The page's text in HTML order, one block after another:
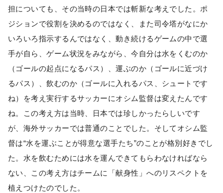
担についても、その当時の日本では斬新な考えでした。ポ
ジションで役割を決めるのではなく、また司令塔がなにか
いろいろ指示するんではなく、動き続けるゲームの中で選
手が自ら、ゲーム状況をみながら、今自分は水をくむのか
（ゴールの起点になるパス）、運ぶのか（ゴールに近づけ
るパス）、飲むのか（ゴールに入れるパス、シュートです
ね）を考え実行するサッカーにオシム監督は変えたんです
ね。この考え方は当時、日本では珍しかったらしいです
が、海外サッカーでは普通のことでした。そしてオシム監
督は“水を運ぶことが得意な選手たち”のことが格別好きでし
た。水を飲むためには水を運んできてもらわなければなら
ない、この考え方はチームに「献身性」へのリスペクトを
植えつけたのでした。